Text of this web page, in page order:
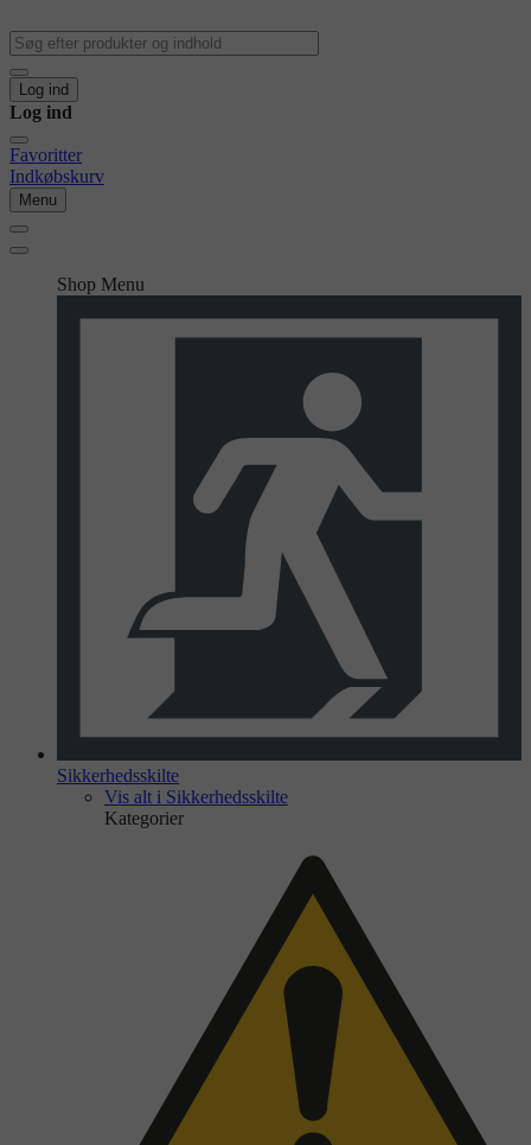
Log ind
Log ind
Favoritter
Indkøbskurv
Menu
Shop Menu
Sikkerhedsskilte
Vis alt i Sikkerhedsskilte
Kategorier